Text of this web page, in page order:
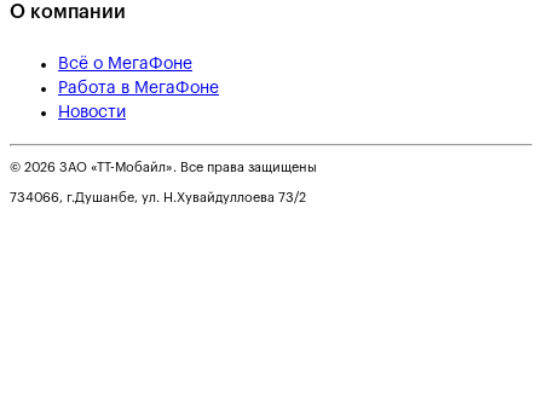
О компании
Всё о МегаФоне
Работа в МегаФоне
Новости
© 2026 ЗАО «ТТ-Мобайл». Все права защищены
734066, г.Душанбе, ул. Н.Хувайдуллоева 73/2